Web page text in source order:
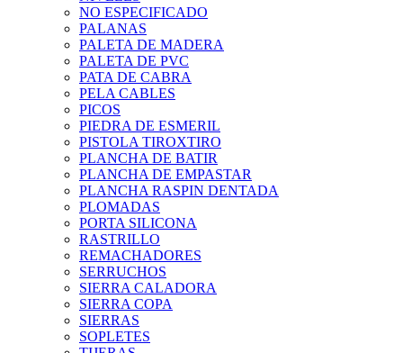
NO ESPECIFICADO
PALANAS
PALETA DE MADERA
PALETA DE PVC
PATA DE CABRA
PELA CABLES
PICOS
PIEDRA DE ESMERIL
PISTOLA TIROXTIRO
PLANCHA DE BATIR
PLANCHA DE EMPASTAR
PLANCHA RASPIN DENTADA
PLOMADAS
PORTA SILICONA
RASTRILLO
REMACHADORES
SERRUCHOS
SIERRA CALADORA
SIERRA COPA
SIERRAS
SOPLETES